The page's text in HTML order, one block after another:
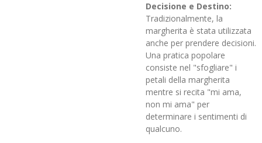
Decisione e Destino:
Tradizionalmente, la
margherita è stata utilizzata
anche per prendere decisioni.
Una pratica popolare
consiste nel "sfogliare" i
petali della margherita
mentre si recita "mi ama,
non mi ama" per
determinare i sentimenti di
qualcuno.